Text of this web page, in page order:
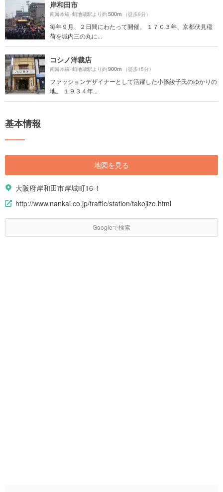
岸和田市
南海本線･蛸地蔵駅より約500m （徒歩9分）
毎年９月、２日間にわたって開催。 １７０３年、京都伏見稲
荷を城内三の丸に...
コシノ洋裁店
南海本線･蛸地蔵駅より約900m （徒歩15分）
ファッションデザイナーとして活躍した小篠綾子氏のゆかりの
地。 １９３４年...
基本情報
地図を見る
大阪府岸和田市岸城町16-1
http://www.nankai.co.jp/traffic/station/takojizo.html
Googleで検索